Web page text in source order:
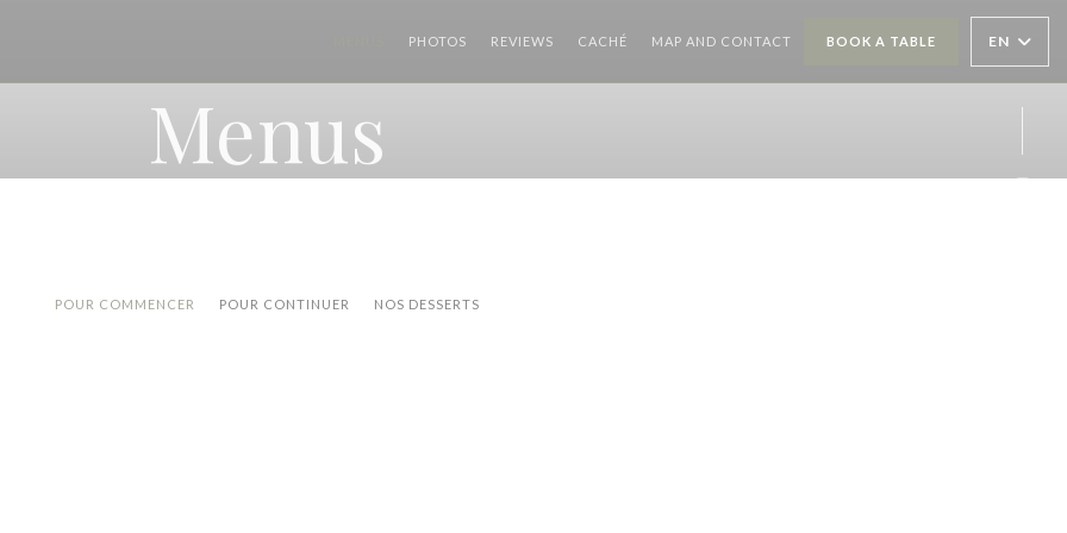
PHOTOS REVIEWS CACHÉ ((OPENS IN A NEW WINDOW))
MAP AND CONTACT BOOK A TABLE EN
Menus
POUR COMMENCER POUR CONTINUER NOS DESSERTS